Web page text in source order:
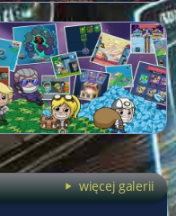
więcej galerii